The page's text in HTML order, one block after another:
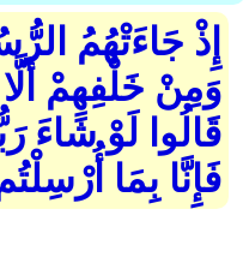
إِذْ جَاءَتْهُمُ
وَمِنْ خَلْفِهِمْ أَلَّا
قَالُوا لَوْ شَاءَ
فَإِنَّا بِمَا